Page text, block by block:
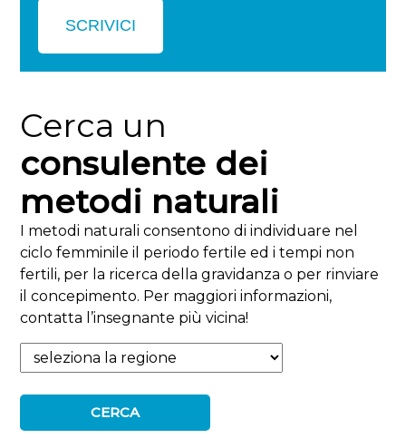
SCRIVICI
Cerca un
consulente dei
metodi naturali
I metodi naturali consentono di individuare nel
ciclo femminile il periodo fertile ed i tempi non
fertili, per la ricerca della gravidanza o per rinviare
il concepimento. Per maggiori informazioni,
contatta l’insegnante più vicina!